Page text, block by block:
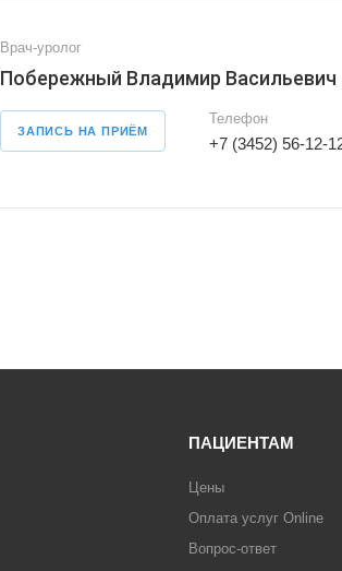
Врач-уролог
Побережный Владимир Васильевич
ЗАПИСЬ НА ПРИЁМ
Телефон
+7 (3452) 56-12-
ПАЦИЕНТАМ
Цены
Оплата услуг Online
Вопрос-ответ